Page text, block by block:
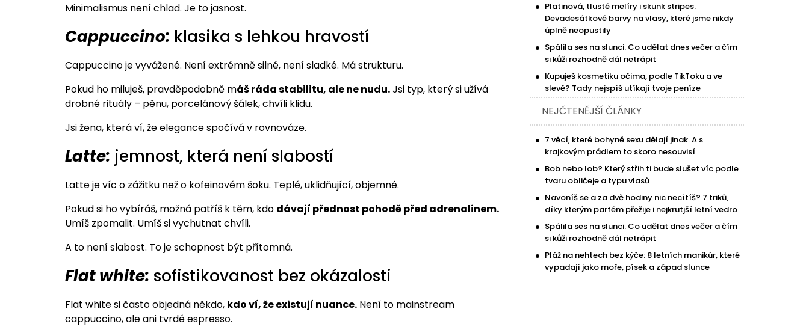
Minimalismus není chlad. Je to jasnost.
Cappuccino: klasika s lehkou hravostí
Cappuccino je vyvážené. Není extrémně silné, není sladké. Má strukturu.
Pokud ho miluješ, pravděpodobně máš ráda stabilitu, ale ne nudu.Jsi typ, který si užívá
drobné rituály – pěnu, porcelánový šálek, chvíli klidu.
Jsi žena, která ví, že elegance spočívá v rovnováze.
Latte: jemnost, která není slabostí
Latte je víc o zážitku než o kofeinovém šoku. Teplé, uklidňující, objemné.
Pokud si ho vybíráš, možná patříš k těm, kdo dávají přednost pohodě před adrenalinem.
Umíš zpomalit. Umíš si vychutnat chvíli.
A to není slabost. To je schopnost být přítomná.
Flat white: sofistikovanost bez okázalosti
Flat white si často objedná někdo, kdo ví, že existují nuance.Není to mainstream
cappuccino, ale ani tvrdé espresso.
Platinová, tlusté melíry i skunk stripes.
Devadesátkové barvy na vlasy, které jsme nikdy
úplně neopustily
Spálila ses na slunci. Co udělat dnes večer a čím
si kůži rozhodně dál netrápit
Kupuješ kosmetiku očima, podle TikToku a ve
slevě? Tady nejspíš utíkají tvoje peníze
NEJČTENĚJŠÍ ČLÁNKY
7 věcí, které bohyně sexu dělají jinak. A s
krajkovým prádlem to skoro nesouvisí
Bob nebo lob? Který střih ti bude slušet víc podle
tvaru obličeje a typu vlasů
Navoníš se a za dvě hodiny nic necítíš? 7 triků,
díky kterým parfém přežije i nejkrutjší letní vedro
Spálila ses na slunci. Co udělat dnes večer a čím
si kůži rozhodně dál netrápit
Pláž na nehtech bez kýče: 8 letních manikúr, které
vypadají jako moře, písek a západ slunce